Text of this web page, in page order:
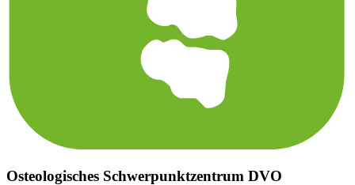
Osteologisches Schwerpunktzentrum DVO